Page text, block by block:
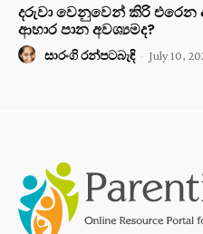
දරුවා වෙනුවෙන් කිරි
ආහාර පාන අවශ්‍යමද?
සාරංගි රන්පටබැඳි - July 10,